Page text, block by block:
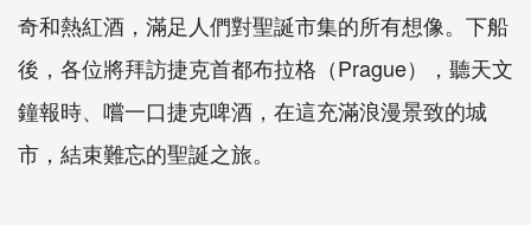
奇和熱紅酒，滿足人們對聖誕市集的所有想像。下船
後，各位將拜訪捷克首都布拉格（Prague），聽天文
鐘報時、嚐一口捷克啤酒，在這充滿浪漫景致的城
市，結束難忘的聖誕之旅。